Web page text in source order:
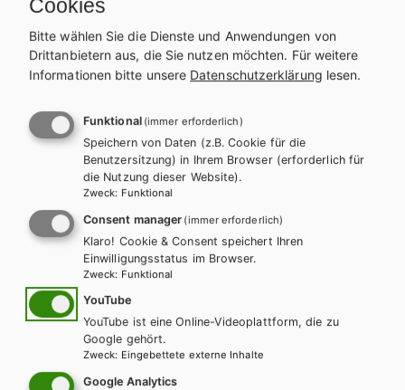
Exklusiv über die Schulbuchaktion
erhältlich.
Weitere Bände dieser
Schulbuchreihe
Cookies
Bitte wählen Sie die Dienste und Anwendungen von
Drittanbietern aus, die Sie nutzen möchten. Für weitere
Informationen bitte unsere Datenschutzerklärung lesen.
Funktional (immer erforderlich)
Speichern von Daten (z.B. Cookie für die
Benutzersitzung) in Ihrem Browser (erforderlich für
die Nutzung dieser Website).
Zweck: Funktional
Consent manager (immer erforderlich)
Klaro! Cookie & Consent speichert Ihren
Einwilligungsstatus im Browser.
Zweck: Funktional
YouTube
YouTube ist eine Online-Videoplattform, die zu
Google gehört.
Zweck: Eingebettete externe Inhalte
Google Analytics